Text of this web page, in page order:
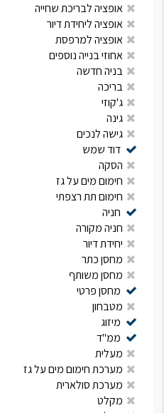
אופציה לבריכת שחייה
אופציה ליחידת דיור
אופציה למרפסת
אחוזי בנייה נוספים
בניה חדשה
בריכה
ג'קוזי
גינה
גישה לנכים
דוד שמש
הסקה
חימום מים על גז
חימום תת רצפתי
חניה
חניה מקורה
יחידת דיור
מחסן כתר
מחסן משותף
מחסן פרטי
מטבחון
מיזוג
ממ"ד
מעלית
מערכת חימום מים על גז
מערכת סולארית
מקלט